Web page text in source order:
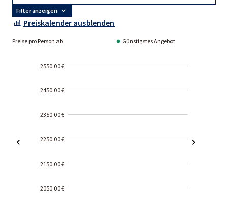
Filter anzeigen
Preiskalender ausblenden
Preise pro Person ab Günstigstes Angebot
2550.00 €
2450.00 €
2350.00 €
2250.00 €
2150.00 €
2050.00 €